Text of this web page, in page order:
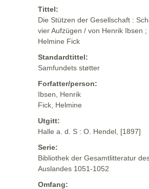
Tittel:
Die Stützen der Gesellschaft :
vier Aufzügen / von Henrik Ibsen ;
Helmine Fick
Standardtittel:
Samfundets støtter
Forfatter/person:
Ibsen, Henrik
Fick, Helmine
Utgitt:
Halle a. d. S : O. Hendel, [1897]
Serie:
Bibliothek der Gesamtlitteratur
Auslandes 1051-1052
Omfang: